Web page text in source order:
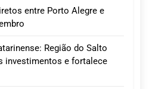
entre Porto Alegre e
Região do Salto
investimentos e fortalece